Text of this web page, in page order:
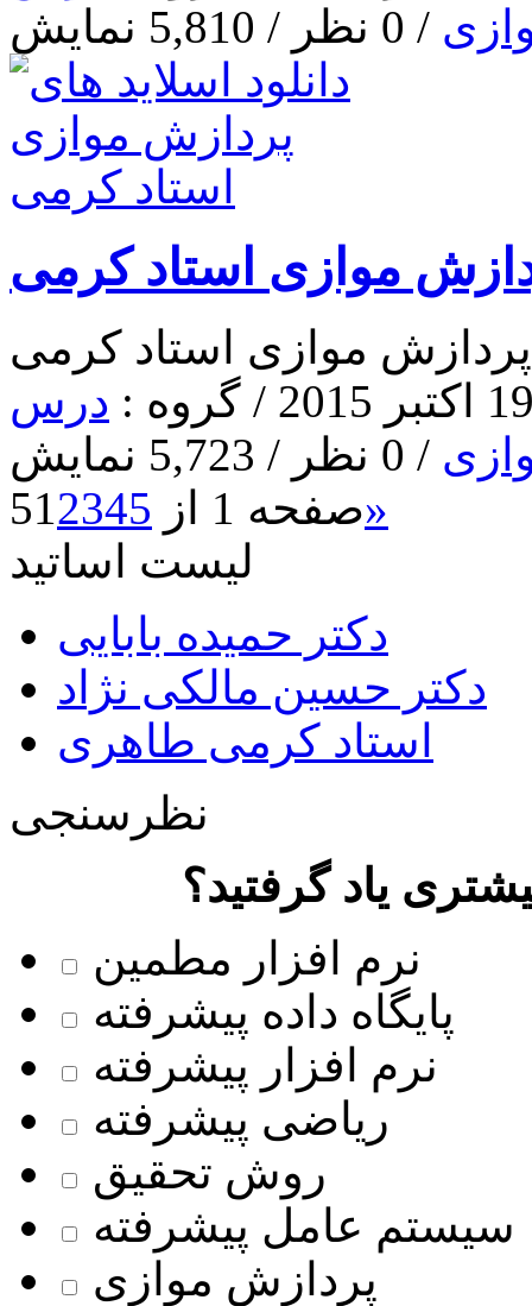
/ 0 نظر / 5,810 نمایش
موازی استاد کرمی
موازی استاد کرمی
درس
/ 0 نظر / 5,723 نمایش
صفحه 1 از 5
12345
»
لیست اساتید
دکتر حمیده بابایی
دکتر حسین مالکی نژاد
استاد کرمی طاهری
نظرسنجی
یاد گرفتید؟
نرم افزار مطمین
پایگاه داده پیشرفته
نرم افزار پیشرفته
ریاضی پیشرفته
روش تحقیق
سیستم عامل پیشرفته
پردازش موازی